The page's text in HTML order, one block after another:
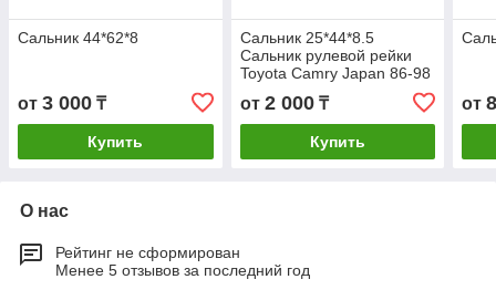
Сальник 44*62*8
от 3 000 ₸
Купить
Сальник 25*44*8.5
Сальник рулевой рейки
Toyota Camry Japan 86-98
/ Vista 86-98 NOK
BP3284G0
от 2 000₸
Купить
от
О нас
Рейтинг не сформирован
Менее 5 отзывов за последний год